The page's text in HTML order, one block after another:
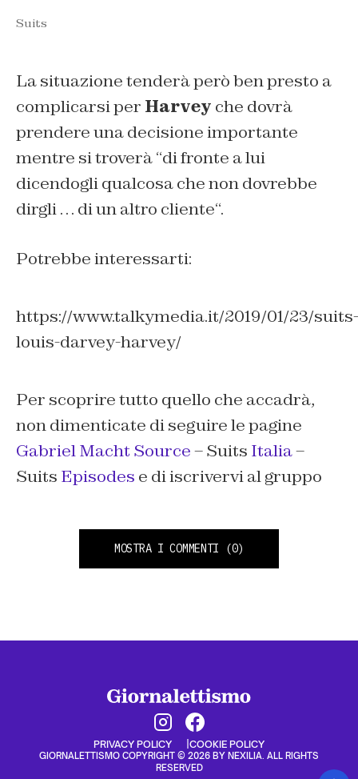
Suits
La situazione tenderà però ben presto a
complicarsi per Harvey che dovrà
prendere una decisione importante
mentre si troverà “di fronte a lui
dicendogli qualcosa che non dovrebbe
dirgli … di un altro cliente“.
Potrebbe interessarti:
https://www.talkymedia.it/2019/01/23/suits-
louis-darvey-harvey/
Per scoprire tutto quello che accadrà,
non dimenticate di seguire le pagine
Gabriel Macht Source– Suits Italia–
Suits Episodes e di iscrivervi al gruppo
MOSTRA I COMMENTI (0)
PRIVACY POLICY COOKIE POLICY
GIORNALETTISMO COPYRIGHT © 2026 BY NEXILIA. ALL RIGHTS
RESERVED